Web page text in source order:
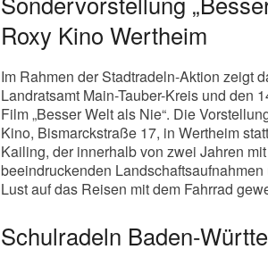
Roxy Kino Wertheim
Im Rahmen der Stadtradeln-Aktion zeigt
Landratsamt Main-Tauber-Kreis und den
Film „Besser Welt als Nie“. Die
Kino, Bismarckstraße 17, in Wertheim
Kailing, der innerhalb von zwei Jahren
beeindruckenden
Lust auf das Reisen mit dem Fahrrad
Schulradeln Baden-